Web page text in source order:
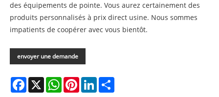
des équipements de pointe. Vous aurez certainement des
produits personnalisés à prix direct usine. Nous sommes
impatients de coopérer avec vous bientôt.
envoyer une demande
Facebook
X WhatsAppPinterestLinkedIn